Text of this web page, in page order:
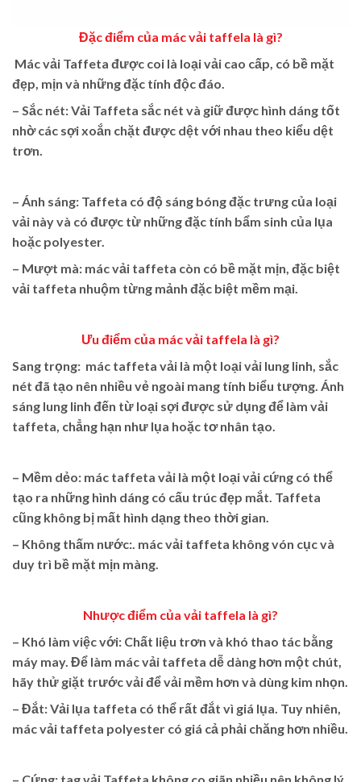
Đặc điểm của mácvải taffela là gì?
Mác vải Taffeta được coi là loại vải cao cấp, có bề mặt
đẹp, mịn và những đặc tính độc đáo.
– Sắc nét: Vải Taffeta sắc nét và giữ được hình dáng tốt
nhờ các sợi xoắn chặt được dệt với nhau theo kiểu dệt
trơn.
– Ánh sáng: Taffeta có độ sáng bóng đặc trưng của loại
vải này và có được từ những đặc tính bẩm sinh của lụa
hoặc polyester.
– Mượt mà: mác vải taffeta còn có bề mặt mịn, đặc biệt
vải taffeta nhuộm từng mảnh đặc biệt mềm mại.
Ưu điểm của mác vải taffela là gì?
Sang trọng: mác taffeta vải là một loại vải lung linh, sắc
nét đã tạo nên nhiều vẻ ngoài mang tính biểu tượng. Ánh
sáng lung linh đến từ loại sợi được sử dụng để làm vải
taffeta, chẳng hạn như lụa hoặc tơ nhân tạo.
– Mềm dẻo: mác taffeta vải là một loại vải cứng có thể
tạo ra những hình dáng có cấu trúc đẹp mắt. Taffeta
cũng không bị mất hình dạng theo thời gian.
– Không thấm nước:. mác vải taffeta không vón cục và
duy trì bề mặt mịn màng.
Nhược điểm của vải taffela là gì?
– Khó làm việc với: Chất liệu trơn và khó thao tác bằng
máy may. Để làm mác vải taffeta dễ dàng hơn một chút,
hãy thử giặt trước vải để vải mềm hơn và dùng kim nhọn.
– Đắt:Vải lụa taffeta có thể rất đắt vì giá lụa. Tuy nhiên,
mác vải taffeta polyester có giá cả phải chăng hơn nhiều.